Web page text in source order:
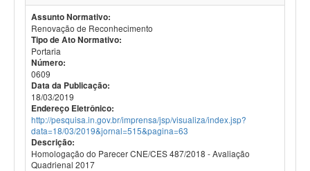
Assunto Normativo:
Renovação de Reconhecimento
Tipo de Ato Normativo:
Portaria
Número:
0609
Data da Publicação:
18/03/2019
Endereço Eletrônico:
http://pesquisa.in.gov.br/imprensa/jsp/visualiza/index.jsp?
data=18/03/2019&jornal=515&pagina=63
Descrição:
Homologação do Parecer CNE/CES 487/2018 - Avaliação
Quadrienal 2017